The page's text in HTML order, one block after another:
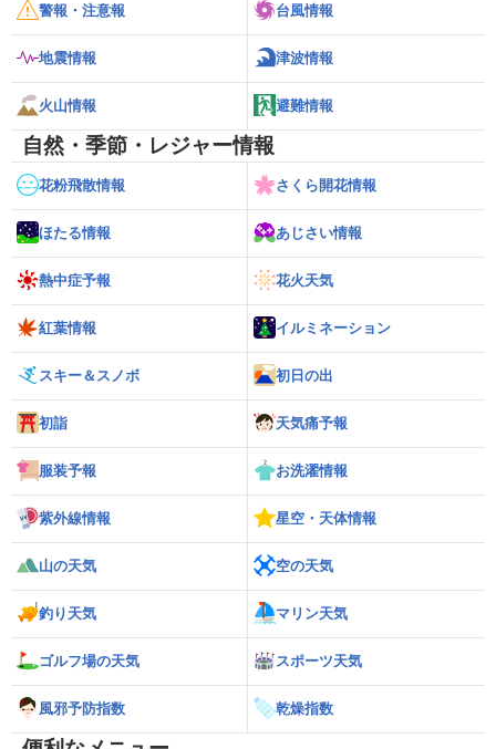
警報・注意報 台風情報
地震情報 津波情報
火山情報 避難情報
自然・季節・レジャー情報
花粉飛散情報 さくら開花情報
ほたる情報 あじさい情報
熱中症予報 花火天気
紅葉情報 イルミネーション
スキー＆スノボ 初日の出
初詣 天気痛予報
服装予報 お洗濯情報
紫外線情報 星空・天体情報
山の天気 空の天気
釣り天気 マリン天気
ゴルフ場の天気 スポーツ天気
風邪予防指数 乾燥指数